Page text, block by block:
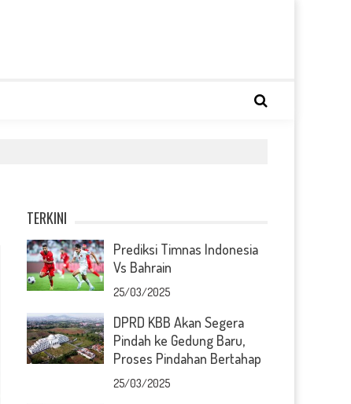
TERKINI
Prediksi Timnas Indonesia
Vs Bahrain
25/03/2025
DPRD KBB Akan Segera
Pindah ke Gedung Baru,
Proses Pindahan Bertahap
25/03/2025